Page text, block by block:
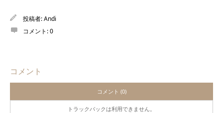
投稿者:Andi
コメント:0
コメント
コメント (0)
トラックバックは利用できません。